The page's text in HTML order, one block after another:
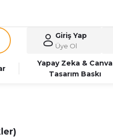
Giriş Yap
Üye Ol
Yapay Zeka & Canva
Tasarım Baskı